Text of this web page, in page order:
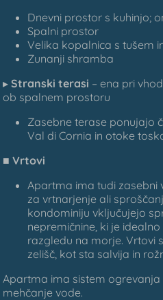
Dnevni prostor s kuhinjo;
Spalni prostor
Velika kopalnica s tušem
Zunanji shramba
▸Stranski terasi – ena pri
ob spalnem prostoru
Zasebne terase ponujajo
Val di Cornia in otoke
■Vrtovi
Apartma ima tudi
za vrtnarjenje ali
kondominiju vključujejo
nepremičnine, ki je
razgledu na morje. Vrtovi
zelišč, kot sta salvija in
Apartma ima sistem
mehčanje vode.